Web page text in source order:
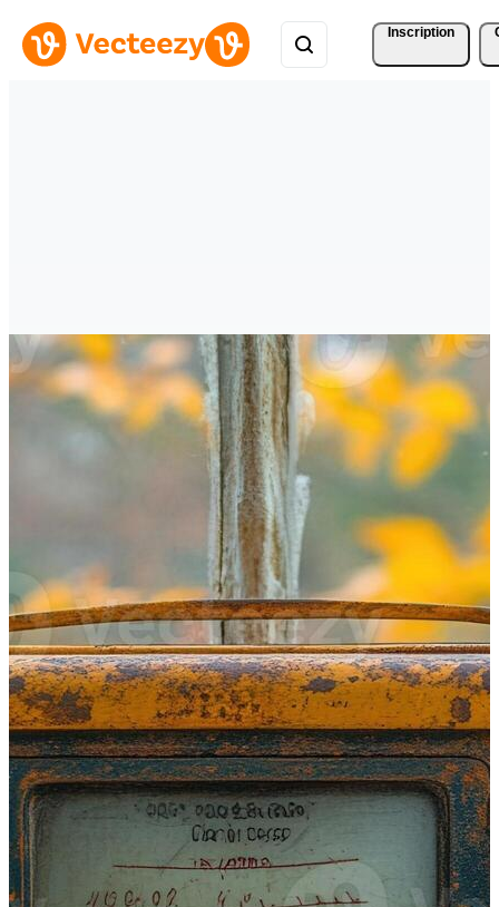
Inscription